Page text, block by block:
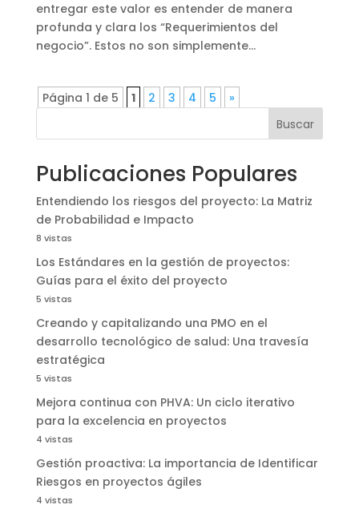
entregar este valor es entender de manera
profunda y clara los “Requerimientos del
negocio”. Estos no son simplemente...
Página 1 de 5 1 2 3 4 5
»
Buscar
Publicaciones Populares
Entendiendo los riesgos del proyecto: La Matriz
de Probabilidad e Impacto
8 vistas
Los Estándares en la gestión de proyectos:
Guías para el éxito del proyecto
5 vistas
Creando y capitalizando una PMO en el
desarrollo tecnológico de salud: Una travesía
estratégica
5 vistas
Mejora continua con PHVA: Un ciclo iterativo
para la excelencia en proyectos
4 vistas
Gestión proactiva: La importancia de Identificar
Riesgos en proyectos ágiles
4 vistas